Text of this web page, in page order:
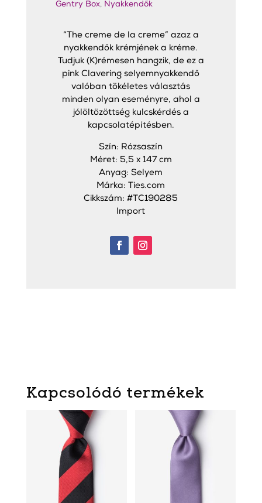
Gentry Box, Nyakkendők
“The creme de la creme” azaz a
nyakkendők krémjének a kréme.
Tudjuk (K)rémesen hangzik, de ez a
pink Clavering selyemnyakkendő
valóban tökéletes választás
minden olyan eseményre, ahol a
jólöltözöttség kulcskérdés a
kapcsolatépítésben.
Szín: Rózsaszín
Méret: 5,5 x 147 cm
Anyag: Selyem
Márka: Ties.com
Cikkszám: #TC190285
Import
Kapcsolódó termékek